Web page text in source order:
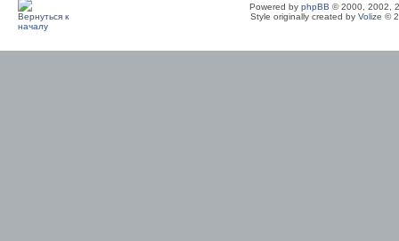
Powered by phpBB © 2000, 2002,
Style originally created by Volize ©